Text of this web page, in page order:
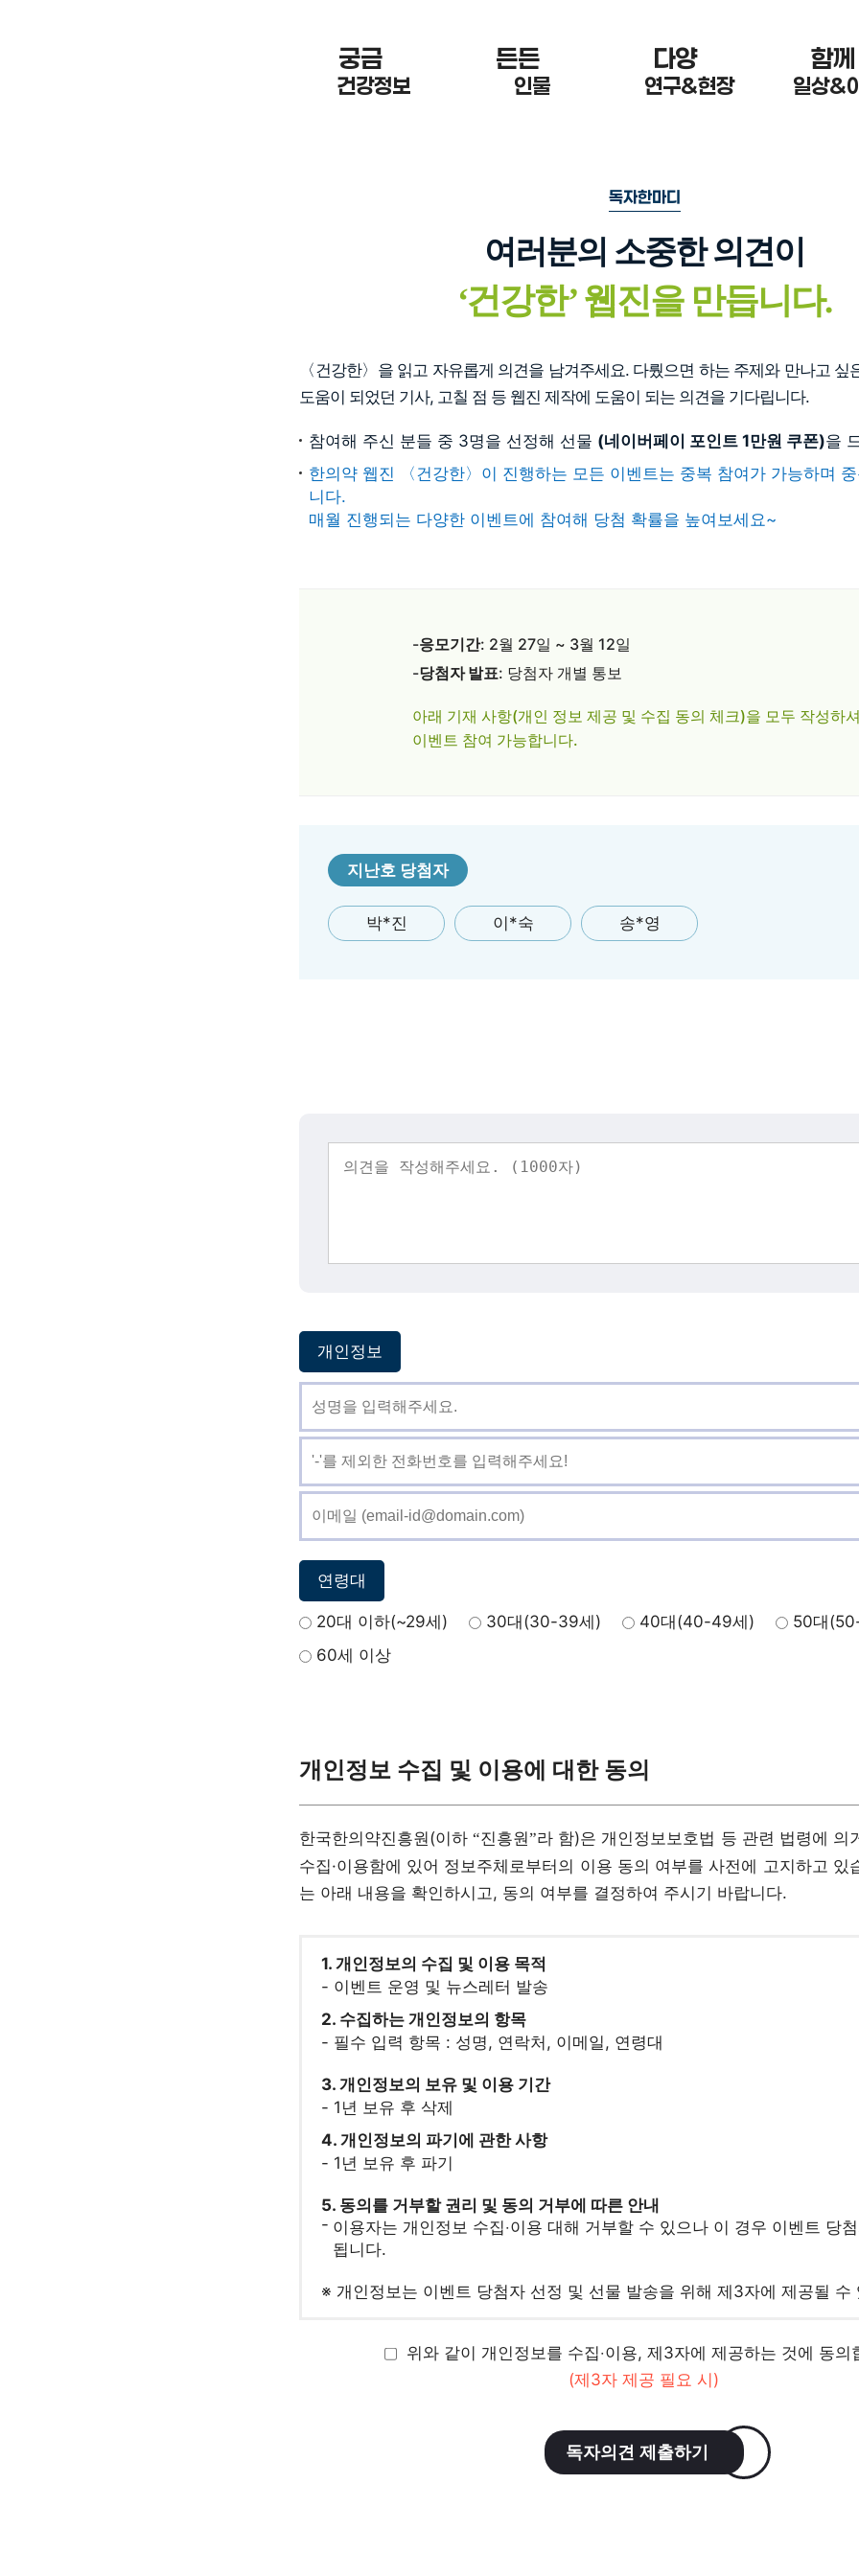
궁금 한
건강정보
든든 한
인물
다양 한
연구&현장
함께
일상&
독자한마디
여러분의 소중한 의견이
‘건강한’웹진을 만듭니다.
〈건강한〉을 읽고 자유롭게 의견을 남겨주세요. 다뤘으면 하는 주제와 만나고 싶
도움이 되었던 기사, 고칠 점 등 웹진 제작에 도움이 되는 의견을 기다립니다.
참여해 주신 분들 중 3명을 선정해 선물 (네이버페이 포인트 1만원 쿠폰)을
한의약 웹진 〈건강한〉이 진행하는 모든 이벤트는 중복 참여가 가능하며
니다.
매월 진행되는 다양한 이벤트에 참여해 당첨 확률을 높여보세요~
-응모기간: 2월 27일 ~ 3월 12일
-당첨자 발표: 당첨자 개별 통보
아래 기재 사항(개인 정보 제공 및 수집 동의 체크)을 모두 작성하
이벤트 참여 가능합니다.
지난호 당첨자
박*진 이*숙 송*영
개인정보
연령대
20대 이하(~29세) 30대(30-39세) 40대(40-49세)
50대
60세 이상
개인정보 수집 및 이용에 대한 동의
한국한의약진흥원(이하“진흥원”라 함)은 개인정보보호법 등 관련 법령에 의
수집·이용함에 있어 정보주체로부터의 이용 동의 여부를 사전에 고지하고 있
는 아래 내용을 확인하시고, 동의 여부를 결정하여 주시기 바랍니다.
1. 개인정보의 수집 및 이용 목적
- 이벤트 운영 및 뉴스레터 발송
2. 수집하는 개인정보의 항목
- 필수 입력 항목 : 성명, 연락처, 이메일, 연령대
3. 개인정보의 보유 및 이용 기간
- 1년 보유 후 삭제
4. 개인정보의 파기에 관한 사항
- 1년 보유 후 파기
5. 동의를 거부할 권리 및 동의 거부에 따른 안내
이용자는 개인정보 수집‧이용 대해 거부할 수 있으나 이 경우 이벤트 당
됩니다.
※ 개인정보는 이벤트 당첨자 선정 및 선물 발송을 위해 제3자에 제공될 수
위와 같이 개인정보를 수집‧이용, 제3자에 제공하는 것에 동의
(제3자 제공 필요 시)
독자의견 제출하기